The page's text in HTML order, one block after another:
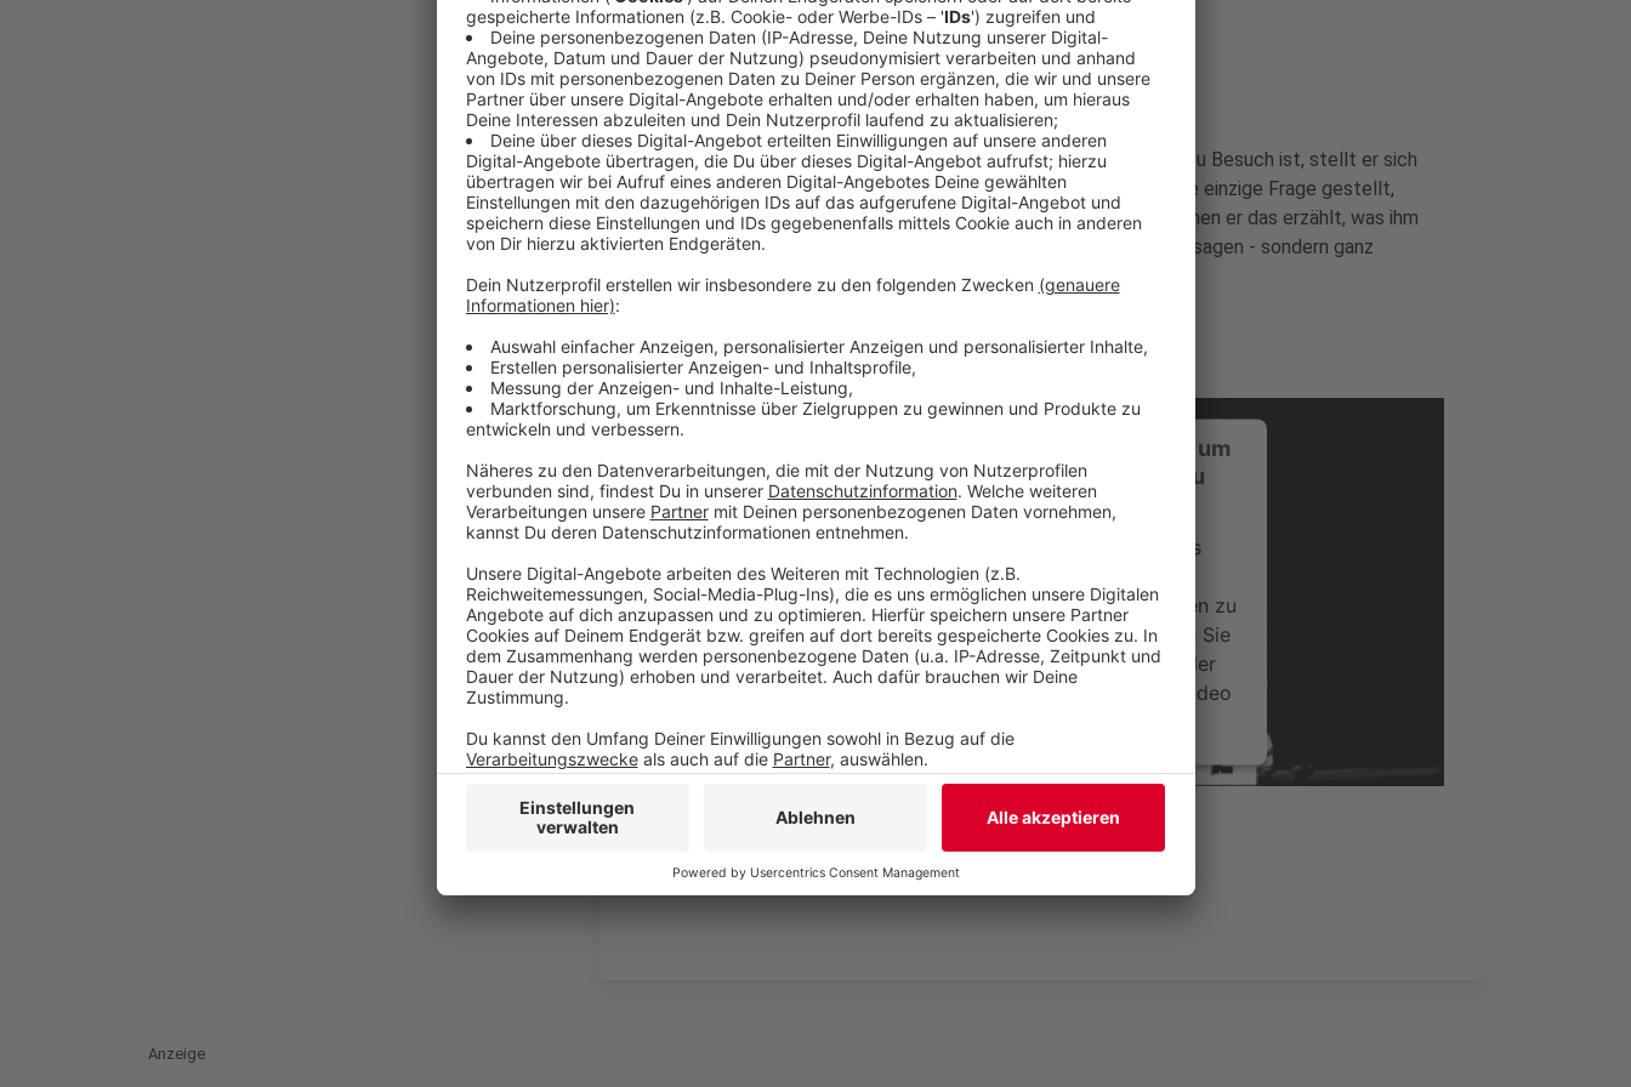
Ein Promi, keine Fragen und fünf Gegenstände
Anzeige
Wenn ein Popstar, Comedian, Schauspieler oder Politiker bei uns zu Besuch ist, stellt er sich
auch dem besonderen Video-Interview „Fünf für". Dabei wird keine einzige Frage gestellt,
sondern dem Gast einfach fünf Dinge in die Hand gedrückt, zu denen er das erzählt, was ihm
als Erstes einfällt. Keine Standardantworten, keine Promotionaussagen - sondern ganz
persönliche Geschichten - das ist „Fünf für"!
Wir benötigen Ihre Zustimmung, um
den YouTube Video-Service zu
laden!
Wir verwenden einen Service eines
Drittanbieters, um Videoinhalte
einzubetten. Dieser Service kann Daten zu
Ihren Aktivitäten sammeln. Bitte lesen Sie
die Details durch und stimmen Sie der
Nutzung des Service zu, um dieses Video
Akzeptieren
powered byUsercentrics Consent Management
Platform
Fünf für Florian David Fitz
Anzeige
Anzeige